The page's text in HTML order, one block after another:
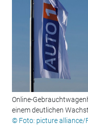
Online-
einem deutlichen
© Foto: picture alliance/